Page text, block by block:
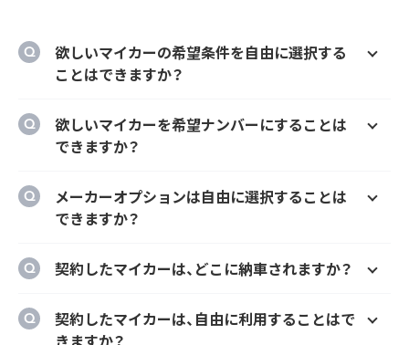
欲しいマイカーの希望条件を自由に選択する
ことはできますか？
ー、契約期間、ボーナス払い等を自由に選択す
ることができます。
欲しいマイカーを希望ナンバーにすることは
できますか？
とができます。
メーカーオプションは自由に選択することは
できますか？
様にカーナビ、ドラレコ、ETC、フロアマット等
ます。
契約したマイカーは、どこに納車されますか？
とができます。
契約したマイカーは、自由に利用することはで
きますか？